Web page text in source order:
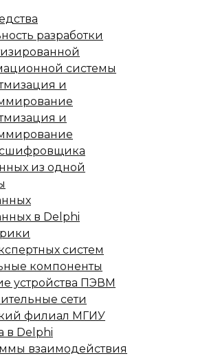
разработки
системы
и
и
из одной
в Delphi
систем
компоненты
устройства ПЭВМ
сети
филиал МГИУ
в Delphi
взаимодействия